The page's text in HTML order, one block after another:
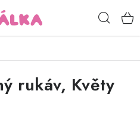
rukáv, Květy